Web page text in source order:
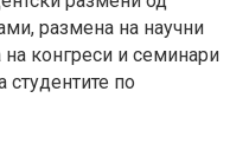
размена на научни
на конгреси и семинари
студентите по